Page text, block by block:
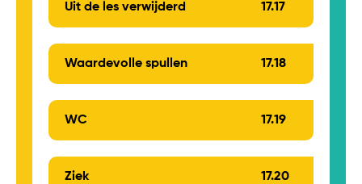
Uit de les verwijderd 17.17
Waardevolle spullen 17.18
WC 17.19
Ziek 17.20